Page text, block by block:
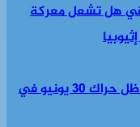
هل تشعل معركة
النزوح الأفريقي العابر للحدود في ظل حراك 30 يونيو في